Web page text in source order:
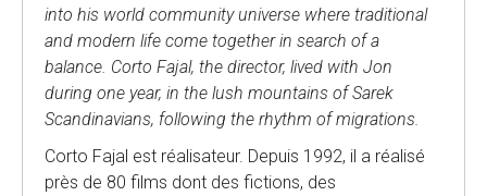
into his world community universe where traditional
and modern life come together in search of a
balance. Corto Fajal, the director, lived with Jon
during one year, in the lush mountains of Sarek
Scandinavians, following the rhythm of migrations.
Corto Fajal est réalisateur. Depuis 1992, il a réalisé
près de 80 films dont des fictions, des